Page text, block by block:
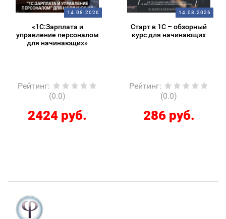
14.08.2026
«1С:Зарплата и
управление персоналом
для начинающих»
Рейтинг:
(0.0)
2424 руб.
14.08.2026
Старт в 1С – обзорный
курс для начинающих
Рейтинг:
(0.0)
286 руб.